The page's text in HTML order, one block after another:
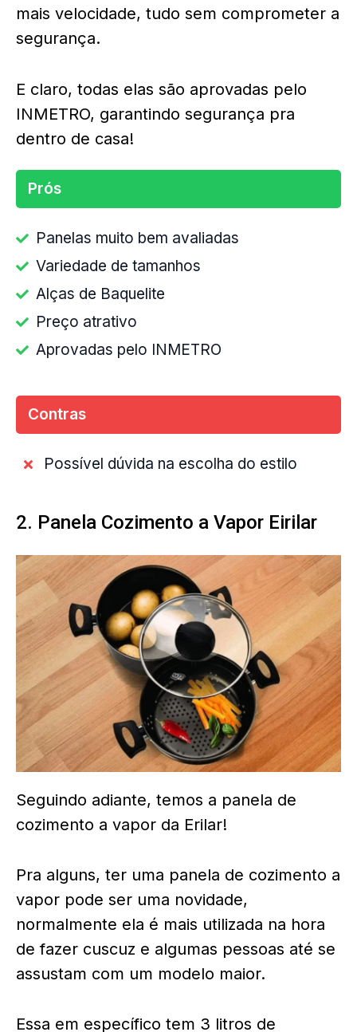
mais velocidade, tudo sem comprometer a
segurança.
E claro, todas elas são aprovadas pelo
INMETRO, garantindo segurança pra
dentro de casa!
Prós
Panelas muito bem avaliadas
Variedade de tamanhos
Alças de Baquelite
Preço atrativo
Aprovadas pelo INMETRO
Contras
Possível dúvida na escolha do estilo
2. Panela Cozimento a Vapor Eirilar
Seguindo adiante, temos a panela de
cozimento a vapor da Erilar!
Pra alguns, ter uma panela de cozimento a
vapor pode ser uma novidade,
normalmente ela é mais utilizada na hora
de fazer cuscuz e algumas pessoas até se
assustam com um modelo maior.
Essa em específico tem 3 litros de